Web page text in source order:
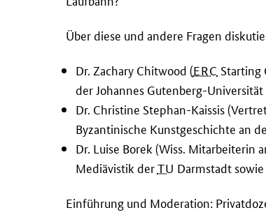
Über diese und andere Fragen
Dr. Zachary Chitwood (ERC Starting
der Johannes Gutenberg-
Dr. Christine Stephan-Kaissis
Byzantinische Kunstgeschichte an
Dr. Luise Borek (Wiss. Mitarbeiterin
Mediävistik derTU Darmstadt
Einführung und Moderation: